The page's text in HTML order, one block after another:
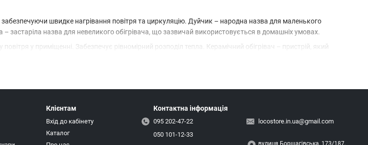
забезпечуючи швидке нагрівання повітря та циркуляцію. Дуйчик – народна назва для маленького
застаріла назва для невеликого обігрівача, що зазвичай використовується в домашніх умовах.
у приміщенні. Забезпечує рівномірний розподіл тепла. Керамічний обігрівач – пристрій, який
Клієнтам
Вхід до кабінету
Каталог
Контактна інформація
095 202-47-22
050 101-12-33
locostore.in.ua@gmail.com
вулиця Борщагівська, 173/187,